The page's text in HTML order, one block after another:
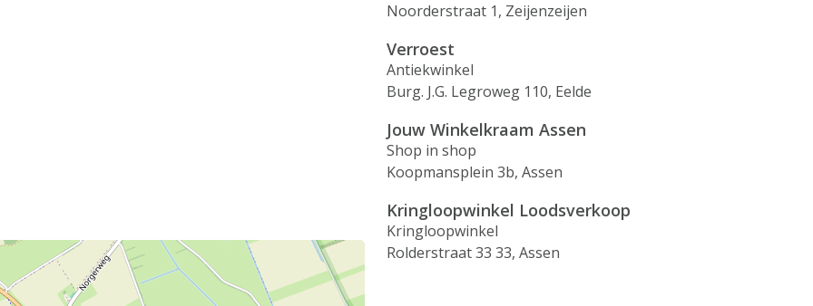
Noorderstraat 1, Zeijenzeijen
Verroest
Antiekwinkel
Burg. J.G. Legroweg 110, Eelde
Jouw Winkelkraam Assen
Shop in shop
Koopmansplein 3b, Assen
Kringloopwinkel Loodsverkoop
Kringloopwinkel
Rolderstraat 33 33, Assen